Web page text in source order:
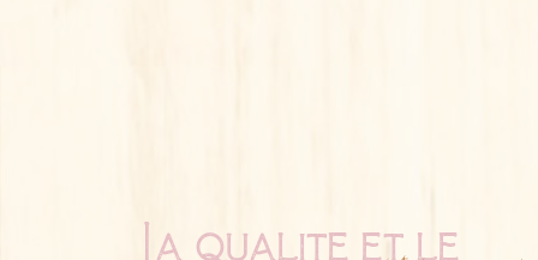
La qualité et le